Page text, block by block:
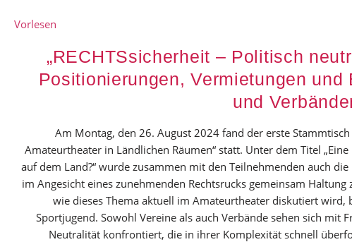
Vorlesen
„RECHTSsicherheit – Politisch
Positionierungen, Vermietungen
und
Am Montag, den 26. August 2024 fand der erste
Amateurtheater in Ländlichen Räumen“ statt. Unter dem Titel
auf dem Land?“ wurde zusammen mit den Teilnehmenden auch
im Angesicht eines zunehmenden Rechtsrucks gemeinsam
wie dieses Thema aktuell im Amateurtheater diskutiert wird,
Sportjugend. Sowohl Vereine als auch Verbände sehen sich mit
Neutralität konfrontiert, die in ihrer Komplexität schnell